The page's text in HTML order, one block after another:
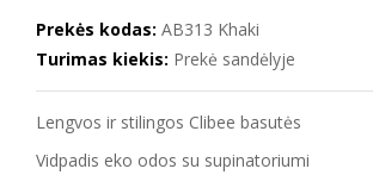
Prekės kodas: AB313 Khaki
Turimas kiekis: Prekė sandėlyje
Lengvos ir stilingos Clibee basutės
Vidpadis eko odos su supinatoriumi